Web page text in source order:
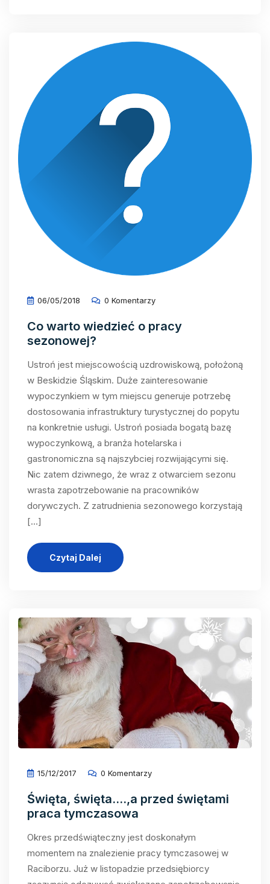
06/05/2018 0 Komentarzy
Co warto wiedzieć o pracy
sezonowej?
Ustroń jest miejscowością uzdrowiskową, położoną
w Beskidzie Śląskim. Duże zainteresowanie
wypoczynkiem w tym miejscu generuje potrzebę
dostosowania infrastruktury turystycznej do popytu
na konkretnie usługi. Ustroń posiada bogatą bazę
wypoczynkową, a branża hotelarska i
gastronomiczna są najszybciej rozwijającymi się.
Nic zatem dziwnego, że wraz z otwarciem sezonu
wrasta zapotrzebowanie na pracowników
dorywczych. Z zatrudnienia sezonowego korzystają
[…]
Czytaj Dalej
15/12/2017 0 Komentarzy
Święta, święta….,a przed świętami
praca tymczasowa
Okres przedświąteczny jest doskonałym
momentem na znalezienie pracy tymczasowej w
Raciborzu. Już w listopadzie przedsiębiorcy